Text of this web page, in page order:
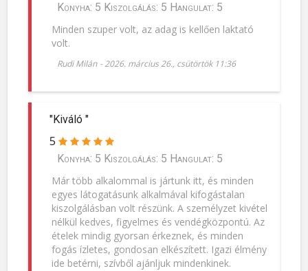
Konyha: 5 Kiszolgálás: 5 Hangulat: 5
Minden szuper volt, az adag is kellően laktató
volt.
Rudi Milán -2026. március 26., csütörtök 11:36
"Kiváló "
5
Konyha: 5 Kiszolgálás: 5 Hangulat: 5
Már több alkalommal is jártunk itt, és minden
egyes látogatásunk alkalmával kifogástalan
kiszolgálásban volt részünk. A személyzet kivétel
nélkül kedves, figyelmes és vendégközpontú. Az
ételek mindig gyorsan érkeznek, és minden
fogás ízletes, gondosan elkészített. Igazi élmény
ide betérni, szívből ajánljuk mindenkinek.